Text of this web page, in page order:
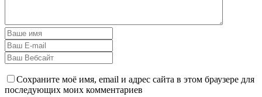
Сохраните моё имя, email и адрес сайта в этом браузере для
последующих моих комментариев